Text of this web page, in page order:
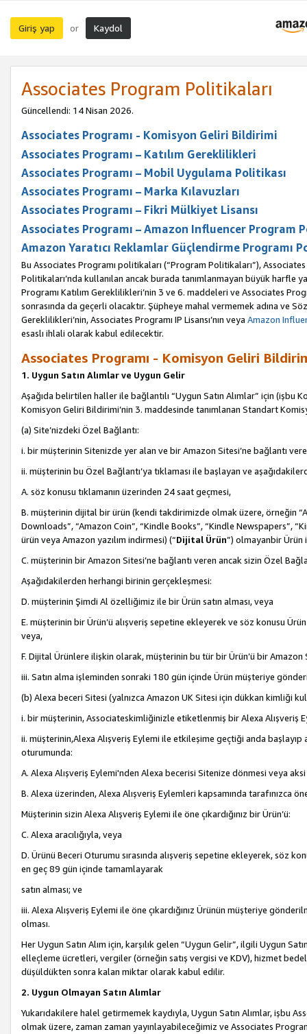
Giriş yap or Kaydol
Associates Program Politikaları
Güncellendi: 14 Nisan 2026.
Associates Programı - Komisyon Geliri Bildirimi
Associates Programı – Katılım Gereklilikleri
Associates Programı – Mobil Uygulama Politikası
Associates Programı – Marka Kılavuzları
Associates Programı – Fikri Mülkiyet Lisansı
Associates Programı – Amazon Influencer Program
Amazon Yaratıcı Reklamlar Güçlendirme Programı
Bu Associates Programı politikaları (“Program Politikaları”),
Politikaları’nda kullanılan ancak burada tanımlanmayan büyük harfle
Programı Katılım Gereklilikleri’nin 3 ve 6. maddeleri ve Associates
sonrasında da geçerli olacaktır. Şüpheye mahal vermemek adına ve
Gereklilikleri’nin, Associates Programı IP Lisansı’nın veya Amazon
esaslı ihlali olarak kabul edilecektir.
Associates Programı - Komisyon Geliri
1. Uygun Satın Alımlar ve Uygun Gelir
Aşağıda belirtilen haller ile bağlantılı “Uygun Satın Alımlar” için
Komisyon Geliri Bildirimi’nin 3. maddesinde tanımlanan Standart
(a) Site’nizdeki Özel Bağlantı:
i. bir müşterinin Sitenizde yer alan ve bir Amazon Sitesi’ne bağlantı
ii. müşterinin bu Özel Bağlantı’ya tıklaması ile başlayan ve
A. söz konusu tıklamanın üzerinden 24 saat geçmesi,
B. müşterinin dijital bir ürün (kendi takdirimizde olmak üzere, örneğin
Downloads”, “Amazon Coin”, “Kindle Books”, “Kindle Newspapers”,
ürün veya Amazon yazılım indirmesi) (“Dijital Ürün”) olmayanbir Ürün
C. müşterinin bir Amazon Sitesi’ne bağlantı veren ancak sizin Özel
Aşağıdakilerden herhangi birinin gerçekleşmesi:
D. müşterinin Şimdi Al özelliğimiz ile bir Ürün satın alması, veya
E. müşterinin bir Ürün’ü alışveriş sepetine ekleyerek ve söz konusu
veya,
F. Dijital Ürünlere ilişkin olarak, müşterinin bu tür bir Ürün’ü bir Amazon
iii. Satın alma işleminden sonraki 180 gün içinde Ürün müşteriye
(b) Alexa beceri Sitesi (yalnızca Amazon UK Sitesi için dükkan kimliği
i. bir müşterinin, Associateskimliğinizle etiketlenmiş bir Alexa Alışveriş
ii. müşterinin,Alexa Alışveriş Eylemi ile etkileşime geçtiği anda
oturumunda:
A. Alexa Alışveriş Eylemi'nden Alexa becerisi Sitenize dönmesi veya
B. Alexa üzerinden, Alexa Alışveriş Eylemleri kapsamında tarafınızca
Müşterinin sizin Alexa Alışveriş Eylemi ile öne çıkardığınız bir Ürün’ü:
C. Alexa aracılığıyla, veya
D. Ürünü Beceri Oturumu sırasında alışveriş sepetine ekleyerek, söz
en geç 89 gün içinde tamamlayarak
satın alması; ve
iii. Alexa Alışveriş Eylemi ile öne çıkardığınız Ürünün müşteriye
olması.
Her Uygun Satın Alım için, karşılık gelen “Uygun Gelir”, ilgili Uygun
elleçleme ücretleri, vergiler (örneğin satış vergisi ve KDV), hizmet
düşüldükten sonra kalan miktar olarak kabul edilir.
2. Uygun Olmayan Satın Alımlar
Yukarıdakilere halel getirmemek kaydıyla, Uygun Satın Alımlar, işbu
olmak üzere, zaman zaman yayınlayabileceğimiz ve Associates